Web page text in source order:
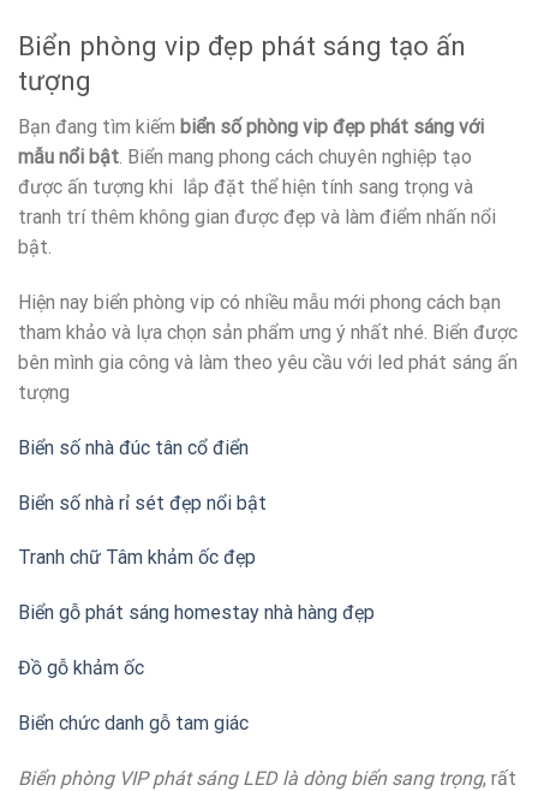
Biển phòng vip đẹp phát sáng tạo ấn
tượng
Bạn đang tìm kiếm biển số phòng vip đẹp phát sáng với
mẫu nổi bật. Biển mang phong cách chuyên nghiệp tạo
được ấn tượng khi lắp đặt thể hiện tính sang trọng và
tranh trí thêm không gian được đẹp và làm điểm nhấn nổi
bật.
Hiện nay biển phòng vip có nhiều mẫu mới phong cách bạn
tham khảo và lựa chọn sản phẩm ưng ý nhất nhé. Biển được
bên mình gia công và làm theo yêu cầu với led phát sáng ấn
tượng
Biển số nhà đúc tân cổ điển
Biển số nhà rỉ sét đẹp nổi bật
Tranh chữ Tâm khảm ốc đẹp
Biển gỗ phát sáng homestay nhà hàng đẹp
Đồ gỗ khảm ốc
Biển chức danh gỗ tam giác
Biển phòng VIP phát sáng LED là dòng biển sang trọng, rất